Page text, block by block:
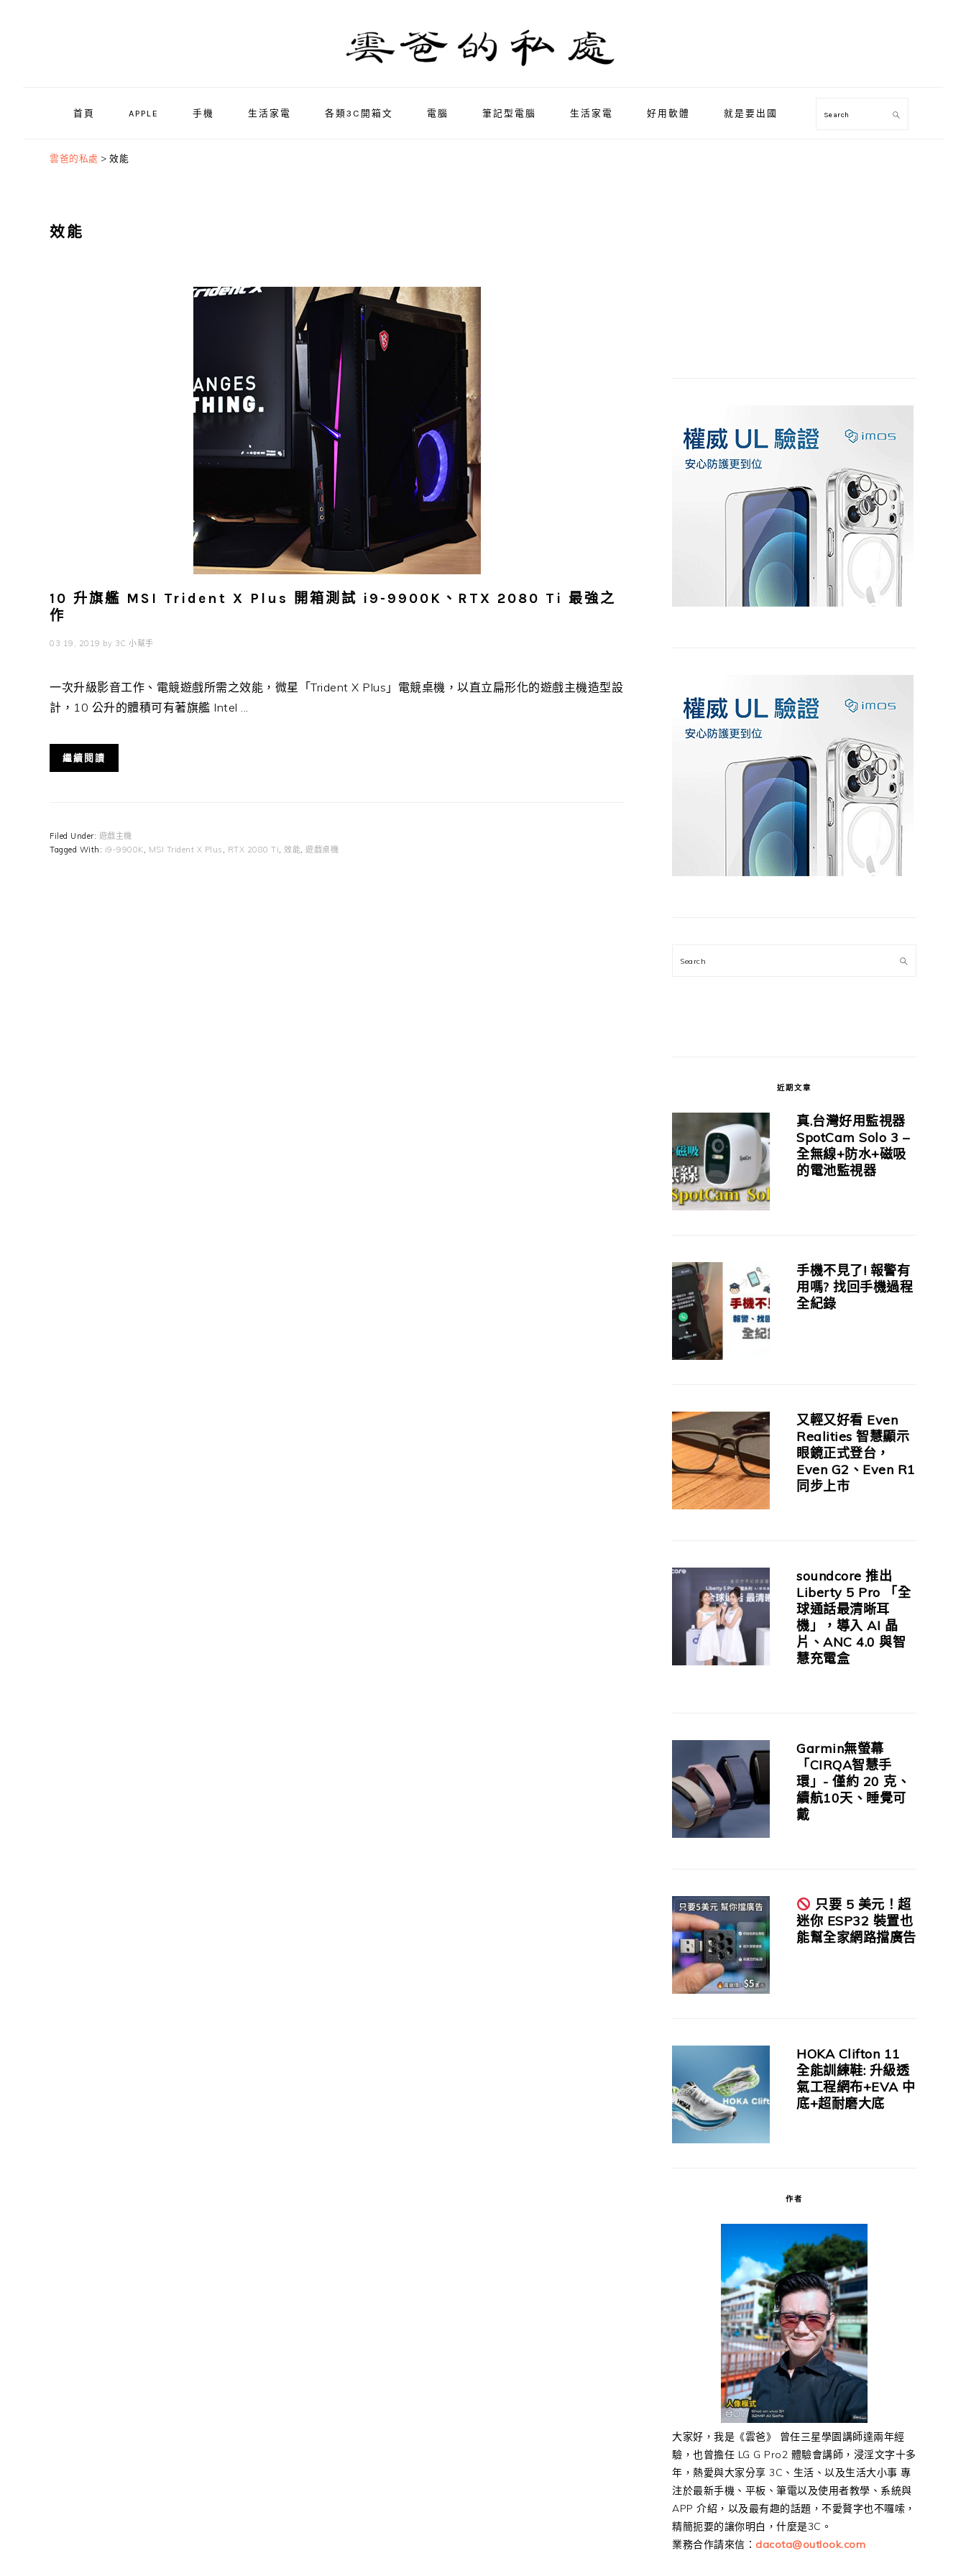
首頁 APPLE 手機 生活家電 各類3C開箱文 電腦 筆記型電腦 生活家電 好用軟體 就是要出國 Search
雲爸的私處 > 效能
效能
10 升旗艦 MSI Trident X Plus 開箱測試 i9-9900K、RTX 2080 Ti 最強之
作
03 19, 2019 by 3C 小幫手
一次升級影音工作、電競遊戲所需之效能，微星「Trident X Plus」電競桌機，以直立扁形化的遊戲主機造型設
計，10 公升的體積可有著旗艦 Intel ...
繼續閱讀
Filed Under: 遊戲主機
Tagged With: i9-9900K, MSI Trident X Plus , RTX 2080 Ti, 效能, 遊戲桌機
Search
近期文章
真.台灣好用監視器
SpotCam Solo 3 –
全無線+防水+磁吸
的電池監視器
手機不見了! 報警有
用嗎? 找回手機過程
全紀錄
又輕又好看 Even
Realities 智慧顯示
眼鏡正式登台，
Even G2、Even R1
同步上市
soundcore 推出
Liberty 5 Pro 「全
球通話最清晰耳
機」，導入 AI 晶
片、ANC 4.0 與智
慧充電盒
Garmin無螢幕
「CIRQA智慧手
環」- 僅約 20 克、
續航10天、睡覺可
戴
只要 5 美元！超
迷你 ESP32 裝置也
能幫全家網路擋廣告
HOKA Clifton 11
全能訓練鞋: 升級透
氣工程網布+EVA 中
底+超耐磨大底
作者
大家好，我是《雲爸》 曾任三星學園講師達兩年經
驗，也曾擔任 LG G Pro2 體驗會講師，浸淫文字十多
年，熱愛與大家分享 3C、生活、以及生活大小事 專
注於最新手機、平板、筆電以及使用者教學、系統與
APP 介紹，以及最有趣的話題，不愛贅字也不囉嗦，
精簡扼要的讓你明白，什麼是3C。
業務合作請來信： dacota@outlook.com